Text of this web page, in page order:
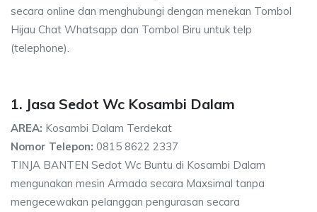
secara online dan menghubungi dengan menekan Tombol
Hijau Chat Whatsapp dan Tombol Biru untuk telp
(telephone).
1. Jasa Sedot Wc Kosambi Dalam
AREA: Kosambi Dalam Terdekat
Nomor Telepon: 0815 8622 2337
TINJA BANTEN Sedot Wc Buntu di Kosambi Dalam
mengunakan mesin Armada secara Maxsimal tanpa
mengecewakan pelanggan pengurasan secara